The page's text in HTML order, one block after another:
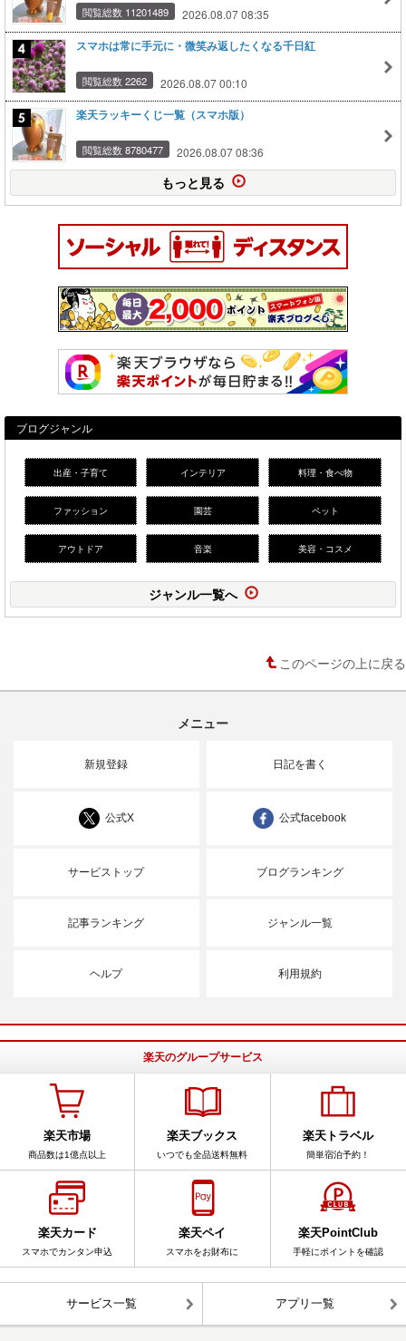
閲覧総数 11201489 2026.08.07 08:35
スマホは常に手元に・微笑み返したくなる千日紅
閲覧総数 2262 2026.08.07 00:10
楽天ラッキーくじ一覧（スマホ版）
閲覧総数 8780477 2026.08.07 08:36
もっと見る
ブログジャンル
出産・子育て インテリア 料理・食べ物
ファッション 園芸 ペット
アウトドア 音楽 美容・コスメ
ジャンル一覧へ
このページの上に戻る
メニュー
新規登録 日記を書く
公式X 公式facebook
サービストップ ブログランキング
記事ランキング ジャンル一覧
ヘルプ 利用規約
楽天のグループサービス
楽天市場
商品数は1億点以上
楽天ブックス
いつでも全品送料無料
楽天トラベル
簡単宿泊予約！
楽天カード
スマホでカンタン申込
楽天ペイ
スマホをお財布に
楽天PointClub
手軽にポイントを確認
サービス一覧 アプリ一覧